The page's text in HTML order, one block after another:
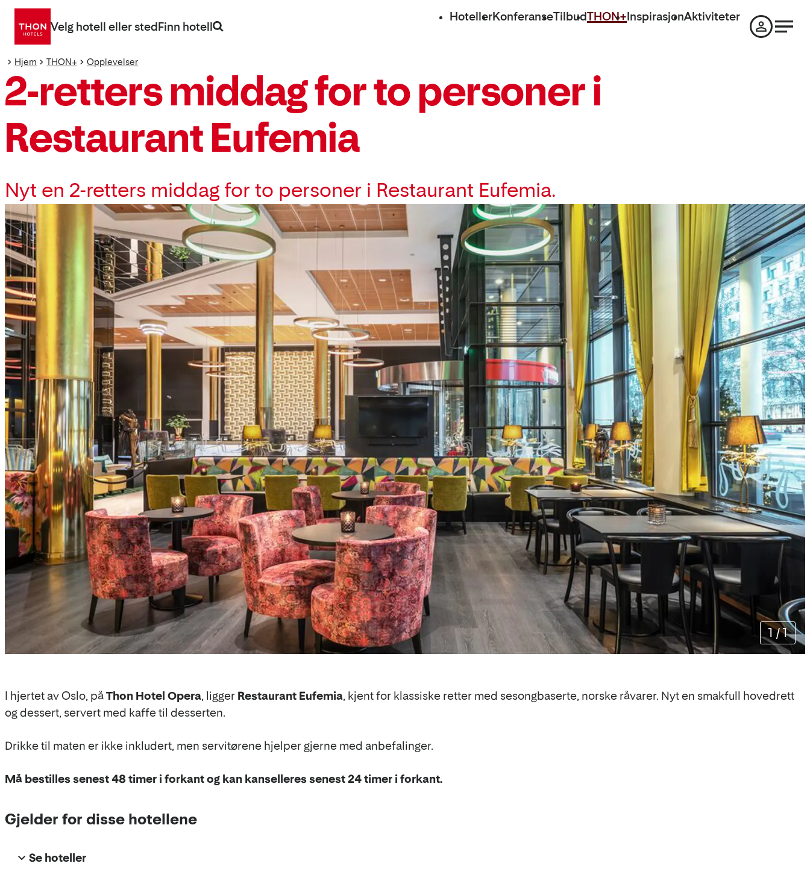
Gå
direkte
Velg hotell eller stedFinn hotell
HotellerKonferanseTilbudTHON+ InspirasjonAktiviteter
Hjem THON+ Opplevelser
2-retters middag for to personer i
Restaurant Eufemia
Nyt en 2-retters middag for to personer i Restaurant Eufemia.
1 /1
I hjertet av Oslo, påThon Hotel Opera, ligger Restaurant Eufemia, kjent for klassiske retter med sesongbaserte, norske råvarer. Nyt en smakfull hovedrett
og dessert, servert med kaffe til desserten.
Drikke til maten er ikke inkludert, men servitørene hjelper gjerne med anbefalinger.
Må bestilles senest 48 timer i forkant og kan kanselleres senest 24 timer i forkant.
Gjelder for disse hotellene
Se hoteller